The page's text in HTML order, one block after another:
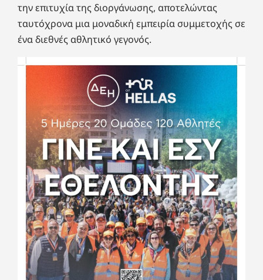
την επιτυχία της διοργάνωσης, αποτελώντας
ταυτόχρονα μια μοναδική εμπειρία συμμετοχής σε
ένα διεθνές αθλητικό γεγονός.